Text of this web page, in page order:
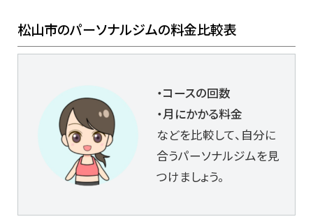
松山市のパーソナルジムの料金比較表
・コースの回数
・月にかかる料金
などを比較して、自分に
合うパーソナルジムを見
つけましょう。